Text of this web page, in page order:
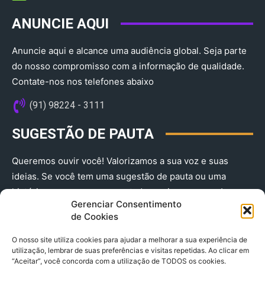
Gerenciar Consentimento
de Cookies
O nosso site utiliza cookies para ajudar a melhorar a sua experiência de
utilização, lembrar de suas preferências e visitas repetidas. Ao clicar em
“Aceitar”, você concorda com a utilização de TODOS os cookies.
ANUNCIE AQUI
Anuncie aqui e alcance uma audiência global. Seja parte
do nosso compromisso com a informação de qualidade.
Contate-nos nos telefones abaixo
(91) 98224 - 3111
SUGESTÃO DE PAUTA
Queremos ouvir você! Valorizamos a sua voz e suas
ideias. Se você tem uma sugestão de pauta ou uma
história que merece ser contada, envie-nos agora!
(91) 98224 - 3111